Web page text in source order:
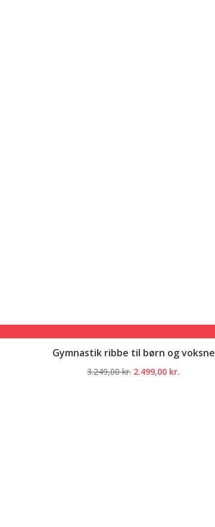
Gymnastik ribbe til børn og voksne
3.249,00kr. Den
2.499,00 kr.